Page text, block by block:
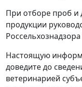
При отборе проб и
продукции
Настоящую
доведите до
ветеринарией